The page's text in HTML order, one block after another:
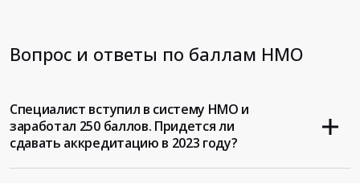
Вопрос и ответы по баллам НМО
Специалист вступил в систему НМО и
заработал 250 баллов. Придется ли
сдавать аккредитацию в 2023 году?